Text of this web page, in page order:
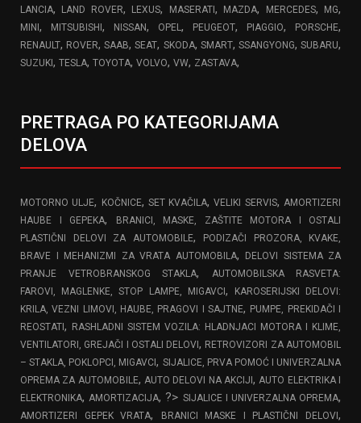
LANCIA, LAND ROVER, LEXUS, MASERATI, MAZDA, MERCEDES, MG,
MINI, MITSUBISHI, NISSAN, OPEL , PEUGEOT, PIAGGIO, PORSCHE,
RENAULT, ROVER,SAAB,SEAT, SKODA, SMART, SSANGYONG,SUBARU,
SUZUKI, TESLA, TOYOTA, VOLVO, VW, ZASTAVA,
PRETRAGA PO KATEGORIJAMA
DELOVA
MOTORNO ULJE, KOČNICE, SET KVAČILA,VELIKI SERVIS, AMORTIZERI
HAUBE I GEPEKA,
BRANICI, MASKE, ZAŠTITE MOTORA I OSTALI
PLASTIČNI DELOVI ZA AUTOMOBILE,
PODIZAČI PROZORA, KVAKE,
BRAVE I MEHANIZMI ZA VRATA AUTOMOBILA,
DELOVI SISTEMA ZA
PRANJE VETROBRANSKOG STAKLA,
AUTOMOBILSKA RASVETA:
FAROVI, MAGLENKE, STOP LAMPE, MIGAVCI,
KAROSERIJSKI DELOVI:
KRILA, VEZNI LIMOVI, HAUBE, PRAGOVI I SAJTNE, PUMPE, PREKIDAČI I
REOSTATI, RASHLADNI SISTEM VOZILA: HLADNJACI MOTORA I KLIME,
VENTILATORI, GREJAČI I OSTALI DELOVI, RETROVIZORI ZA AUTOMOBIL
– STAKLA, POKLOPCI, MIGAVCI, SIJALICE, PRVA POMOĆ I UNIVERZALNA
OPREMA ZA AUTOMOBILE, AUTO DELOVI NA AKCIJI, AUTO ELEKTRIKA I
ELEKTRONIKA, AMORTIZACIJA, ?> SIJALICE I UNIVERZALNA OPREMA,
AMORTIZERI GEPEK VRATA, BRANICI MASKE I PLASTIČNI DELOVI,